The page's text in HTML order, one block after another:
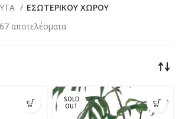
ΕΣΩΤΕΡΙΚΟΥ ΧΩΡΟΥ
αποτελέσματα
SOLD
OUT